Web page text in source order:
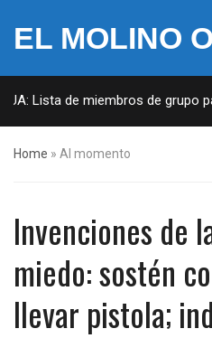
EL MOLINO
Lista de miembros de grupo
Home » Al momento
Invenciones de
miedo: sostén
llevar pistola;